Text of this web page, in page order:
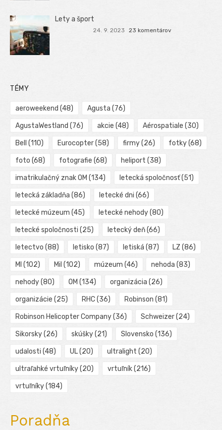
Lety a šport
24. 9. 2023 23 komentárov
TÉMY
aeroweekend (48) Agusta (76)
AgustaWestland (76) akcie (48) Aérospatiale (30)
Bell (110) Eurocopter(58) firmy(26) fotky(68)
foto (68) fotografie (68) heliport (38)
imatrikulačný znak OM (134) letecká spoločnosť(51)
letecká základňa (86) letecké dni (66)
letecké múzeum (45) letecké nehody(80)
letecké spoločnosti (25) letecký deň(66)
letectvo (88) letisko (87) letiská (87) LZ (86)
MI (102) Mil (102) múzeum (46) nehoda (83)
nehody(80) OM (134) organizácia (26)
organizácie (25) RHC(36) Robinson (81)
Robinson Helicopter Company(36) Schweizer(24)
Sikorsky(26) skúšky(21) Slovensko (136)
udalosti (48) UL(20) ultralight (20)
ultraľahké vrtuľníky(20) vrtuľník(216)
vrtuľníky(184)
Poradňa